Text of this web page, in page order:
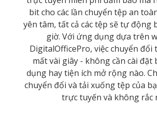
bit cho các lần chuyển tệp an
yên tâm, tất cả các tệp sẽ tự động
giờ. Với ứng dụng dựa trên
DigitalOfficePro, việc chuyển đổi
mất vài giây - không cần cài đặt
dụng hay tiện ích mở rộng nào.
chuyển đổi và tải xuống tệp của
trực tuyến và không rắc